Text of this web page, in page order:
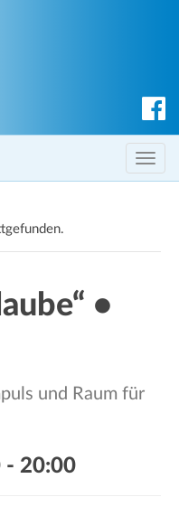
c
h T
o
l
•
und Raum für
- 20:00